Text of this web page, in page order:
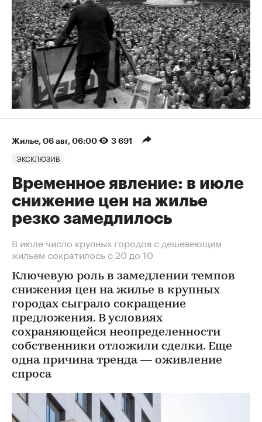
Жилье⁠, 06 авг, 06:00 3 691
ЭКСКЛЮЗИВ
Временное явление: в июле
снижение цен на жилье
резко замедлилось
В июле число крупных городов с дешевеющим
жильем сократилось с 20 до 10
Ключевую роль в замедлении темпов
снижения цен на жилье в крупных
городах сыграло сокращение
предложения. В условиях
сохраняющейся неопределенности
собственники отложили сделки. Еще
одна причина тренда — оживление
спроса